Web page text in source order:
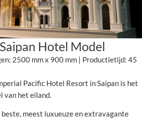
Hotel Model
2500 mm x 900 mm | Productietijd: 45
Pacific Hotel Resort in Saipan is het
van het eiland.
meest luxueuze en extravagante